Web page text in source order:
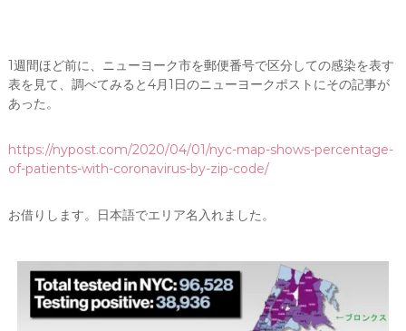
1週間ほど前に、ニューヨーク市を郵便番号で区分しての感染を表す
表を見て、調べてみると4月1日のニューヨークポストにその記事が
あった。
https://nypost.com/2020/04/01/nyc-map-shows-percentage-
of-patients-with-coronavirus-by-zip-code/
お借りします。日本語でエリア名入れました。